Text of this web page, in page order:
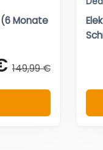
Monate
149,99 €